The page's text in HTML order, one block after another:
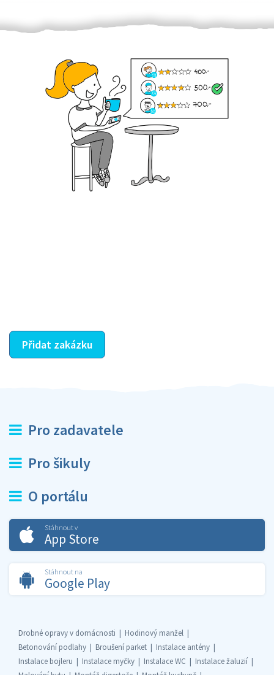
Přidat zakázku
Pro zadavatele
Pro šikuly
O portálu
Stáhnout v
App Store
Stáhnout na
Google Play
Drobné opravy v domácnosti
Hodinový manžel
Betonování podlahy
Broušení parket
Instalace antény
Instalace bojleru
Instalace myčky Instalace WC
Instalace žaluzií